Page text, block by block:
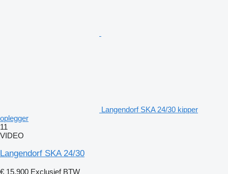
Langendorf SKA 24/30 kipper
oplegger
11
VIDEO
Langendorf SKA 24/30
€ 15.900 Exclusief BTW